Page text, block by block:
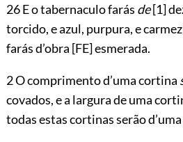
26E o tabernaculo farás de[1]
torcido, e azul, purpura, e
farás d’obra [FE]esmerada.
2 O comprimento d’uma cortina
covados, e a largura de uma
todas estas cortinas serão